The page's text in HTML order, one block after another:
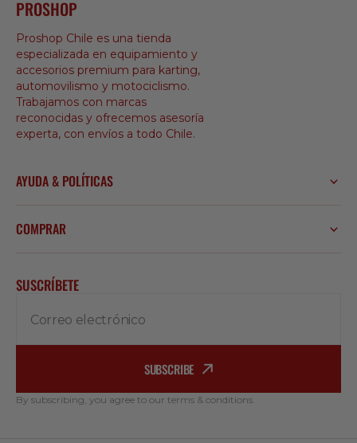
PROSHOP
Proshop Chile es una tienda
especializada en equipamiento y
accesorios premium para karting,
automovilismo y motociclismo.
Trabajamos con marcas
reconocidas y ofrecemos asesoría
experta, con envíos a todo Chile.
AYUDA & POLÍTICAS
COMPRAR
SUSCRÍBETE
Correo electrónico
SUBSCRIBE
By subscribing, you agree to our terms & conditions.